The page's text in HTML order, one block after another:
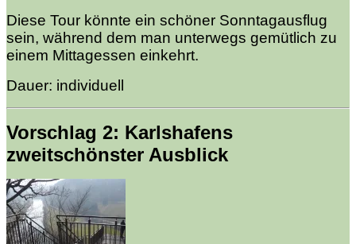
Diese Tour könnte ein schöner Sonntagausflug
sein, während dem man unterwegs gemütlich zu
einem Mittagessen einkehrt.
Dauer: individuell
Vorschlag 2: Karlshafens
zweitschönster Ausblick